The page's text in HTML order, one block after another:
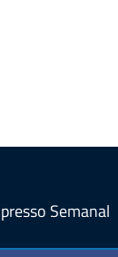
Semanal